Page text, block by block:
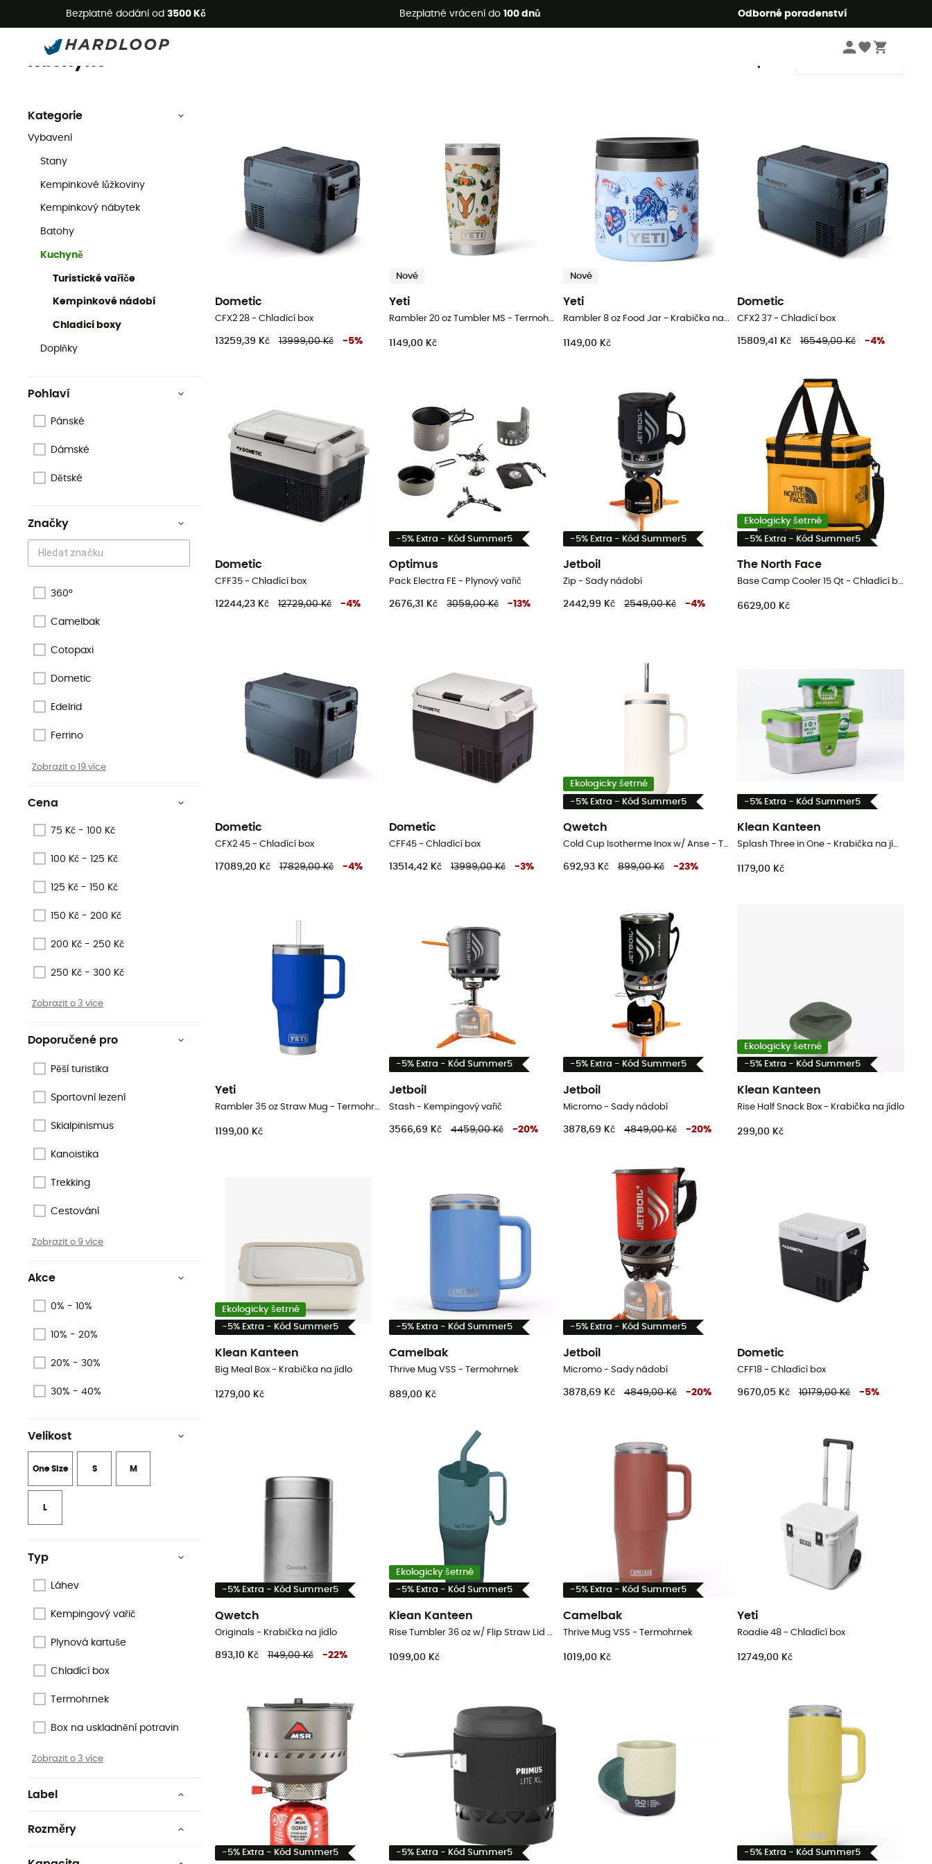
Bezplatné dodání od 3500 Kč Bezplatné vrácení do 100 dnů Odborné poradenství
Letní akce 🔥 -5 % EXTRA při nákupu 2 produktů* s kódem Summer5
Kempingové vybavení Kuchyně
Kuchyně
Kategorie
Vybavení
Stany
Kempinkové lůžkoviny
Kempinkový nábytek
Batohy
Kuchyně
Turistické vařiče
Kempinkové nádobí
Chladicí boxy
Doplňky
Pohlaví
Pánské
Dámské
Dětské
Značky
360°
Camelbak
Cotopaxi
Dometic
Edelrid
Ferrino
Zobrazit o 19 více
Cena
75 Kč - 100 Kč
100 Kč - 125 Kč
125 Kč - 150 Kč
150 Kč - 200 Kč
200 Kč - 250 Kč
250 Kč - 300 Kč
Zobrazit o 3 více
Doporučené pro
Pěší turistika
Sportovní lezení
Skialpinismus
Kanoistika
Trekking
Cestování
Zobrazit o 9 více
Akce
0% - 10%
10% - 20%
20% - 30%
30% - 40%
Velikost
One Size S M
L
Typ
Láhev
Kempingový vařič
Plynová kartuše
Chladící box
Termohrnek
Box na uskladnění potravin
Zobrazit o 3 více
Label
Rozměry
Dometic
CFX2 28 - Chladící box
13259,39 Kč 13999,00 Kč -5%
Nové
Yeti
Rambler 20 oz Tumbler MS - Termohrnek
1149,00 Kč
Nové
Yeti
Rambler 8 oz Food Jar - Krabička na jídlo
1149,00 Kč
Dometic
CFX2 37 - Chladící box
15809,41 Kč 16549,00 Kč -4%
Dometic
CFF35 - Chladící box
12244,23 Kč 12729,00 Kč -4%
-5% Extra - Kód Summer5
Optimus
Pack Electra FE - Plynový vařič
2676,31 Kč 3059,00 Kč -13%
-5% Extra - Kód Summer5
Jetboil
Zip - Sady nádobí
2442,99 Kč 2549,00 Kč -4%
Ekologicky šetrné
-5% Extra - Kód Summer5
The North Face
Base Camp Cooler 15 Qt - Chladící box
6629,00 Kč
Dometic
CFX2 45 - Chladící box
17089,20 Kč 17829,00 Kč -4%
Dometic
CFF45 - Chladící box
13514,42 Kč 13999,00 Kč -3%
Ekologicky šetrné
-5% Extra - Kód Summer5
Qwetch
Cold Cup Isotherme Inox w/ Anse - Termohrnek
692,93 Kč 899,00 Kč -23%
-5% Extra - Kód Summer5
Klean Kanteen
Splash Three in One - Krabička na jídlo
1179,00 Kč
Yeti
Rambler 35 oz Straw Mug - Termohrnek
1199,00 Kč
-5% Extra - Kód Summer5
Jetboil
Stash - Kempingový vařič
3566,69 Kč 4459,00 Kč -20%
-5% Extra - Kód Summer5
Jetboil
Micromo - Sady nádobí
3878,69 Kč 4849,00 Kč -20%
Ekologicky šetrné
-5% Extra - Kód Summer5
Klean Kanteen
Rise Half Snack Box - Krabička na jídlo
299,00 Kč
Ekologicky šetrné
-5% Extra - Kód Summer5
Klean Kanteen
Big Meal Box - Krabička na jídlo
1279,00 Kč
-5% Extra - Kód Summer5
Camelbak
Thrive Mug VSS - Termohrnek
889,00 Kč
-5% Extra - Kód Summer5
Jetboil
Micromo - Sady nádobí
3878,69 Kč 4849,00 Kč -20%
Dometic
CFF18 - Chladící box
9670,05 Kč 10179,00 Kč -5%
-5% Extra - Kód Summer5
Qwetch
Originals - Krabička na jídlo
893,10 Kč 1149,00 Kč -22%
Ekologicky šetrné
-5% Extra - Kód Summer5
Klean Kanteen
Rise Tumbler 36 oz w/ Flip Straw Lid - Termohrnek
1099,00 Kč
-5% Extra - Kód Summer5
Camelbak
Thrive Mug VSS - Termohrnek
1019,00 Kč
Yeti
Roadie 48 - Chladící box
12749,00 Kč
-5% Extra - Kód Summer5 -5% Extra - Kód Summer5 -5% Extra - Kód Summer5